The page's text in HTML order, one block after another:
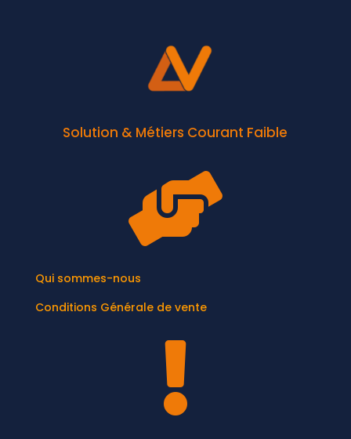
Solution & Métiers Courant Faible

Qui sommes-nous
Conditions Générale de vente
